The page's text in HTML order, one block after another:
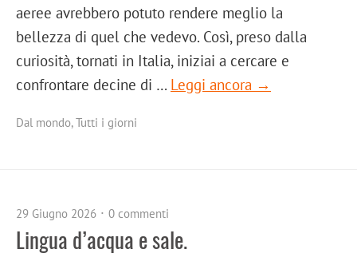
aeree avrebbero potuto rendere meglio la
bellezza di quel che vedevo. Così, preso dalla
curiosità, tornati in Italia, iniziai a cercare e
confrontare decine di … Leggi ancora →
Dal mondo,Tutti i giorni
29 Giugno 2026 0 commenti
Lingua d’acqua e sale.